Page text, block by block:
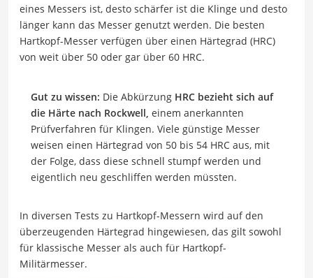
eines Messers ist, desto schärfer ist die Klinge und desto
länger kann das Messer genutzt werden. Die besten
Hartkopf-Messer verfügen über einen Härtegrad (HRC)
von weit über 50 oder gar über 60 HRC.
Gut zu wissen: Die Abkürzung HRC bezieht sich auf
die Härte nach Rockwell, einem anerkannten
Prüfverfahren für Klingen. Viele günstige Messer
weisen einen Härtegrad von 50 bis 54 HRC aus, mit
der Folge, dass diese schnell stumpf werden und
eigentlich neu geschliffen werden müssten.
In diversen Tests zu Hartkopf-Messern wird auf den
überzeugenden Härtegrad hingewiesen, das gilt sowohl
für klassische Messer als auch für Hartkopf-
Militärmesser.